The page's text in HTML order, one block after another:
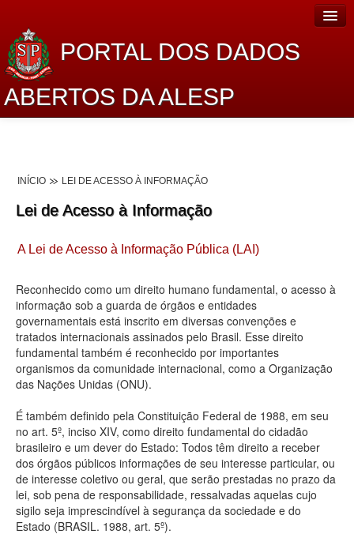
PORTAL DOS DADOS
ABERTOS DA ALESP
Lei de Acesso à Informação
Dados Governamentais Abertos
Planejamento
Catálogo de dados
Processo Legislativo
Deputados Estaduais
Administração
Legislação
Agenda
Perguntas frequentes
Contato
INÍCIO LEI DE ACESSO À INFORMAÇÃO
Lei de Acesso à Informação
A Lei de Acesso à Informação Pública (LAI)
Reconhecido como um direito humano fundamental, o acesso à
informação sob a guarda de órgãos e entidades
governamentais está inscrito em diversas convenções e
tratados internacionais assinados pelo Brasil. Esse direito
fundamental também é reconhecido por importantes
organismos da comunidade internacional, como a Organização
das Nações Unidas (ONU).
É também definido pela Constituição Federal de 1988, em seu
no art. 5º, inciso XIV, como direito fundamental do cidadão
brasileiro e um dever do Estado: Todos têm direito a receber
dos órgãos públicos informações de seu interesse particular, ou
de interesse coletivo ou geral, que serão prestadas no prazo da
lei, sob pena de responsabilidade, ressalvadas aquelas cujo
sigilo seja imprescindível à segurança da sociedade e do
Estado (BRASIL. 1988, art. 5º).